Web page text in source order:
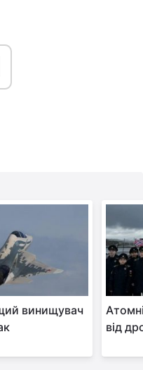
винищувач
від